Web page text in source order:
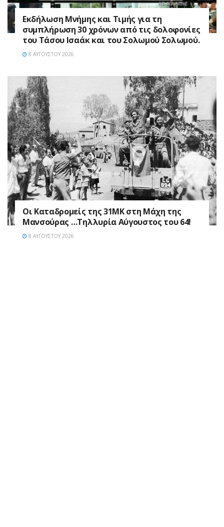
Εκδήλωση Μνήμης και Τιμής για τη
συμπλήρωση 30 χρόνων από τις δολοφονίες
του Τάσου Ισαάκ και του Σολωμού Σολωμού.
8 ΑΥΓΟΎΣΤΟΥ 2026
Οι Καταδρομείς της 31ΜΚ στη Mάχη της
Μανσούρας …Τηλλυρία Αύγουστος του 64!
8 ΑΥΓΟΎΣΤΟΥ 2026